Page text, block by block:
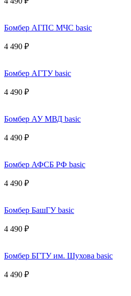
Бомбер АГПС МЧС basic
4 490 ₽
Бомбер АГТУ basic
4 490 ₽
Бомбер АУ МВД basic
4 490 ₽
Бомбер АФСБ РФ basic
4 490 ₽
Бомбер БашГУ basic
4 490 ₽
Бомбер БГТУ им. Шухова basic
4 490 ₽